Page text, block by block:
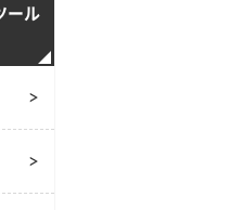
ール